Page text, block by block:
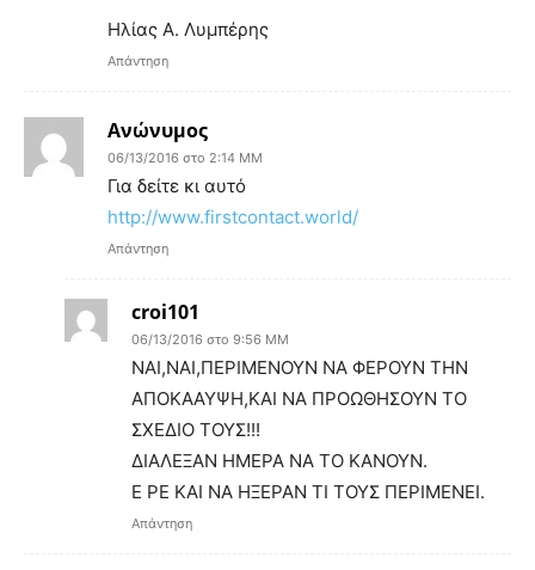
Ηλίας Α. Λυμπέρης
Απάντηση
Ανώνυμος
06/13/2016 στο 2:14 ΜΜ
Για δείτε κι αυτό
http://www.firstcontact.world/
Απάντηση
croi101
06/13/2016 στο 9:56 ΜΜ
ΝΑΙ,ΝΑΙ,ΠΕΡΙΜΕΝΟΥΝ ΝΑ ΦΕΡΟΥΝ ΤΗΝ
ΑΠΟΚΑΑΥΨΗ,ΚΑΙ ΝΑ ΠΡΟΩΘΗΣΟΥΝ ΤΟ
ΣΧΕΔΙΟ ΤΟΥΣ!!!
ΔΙΑΛΕΞΑΝ ΗΜΕΡΑ ΝΑ ΤΟ ΚΑΝΟΥΝ.
Ε ΡΕ ΚΑΙ ΝΑ ΗΞΕΡΑΝ ΤΙ ΤΟΥΣ ΠΕΡΙΜΕΝΕΙ.
Απάντηση